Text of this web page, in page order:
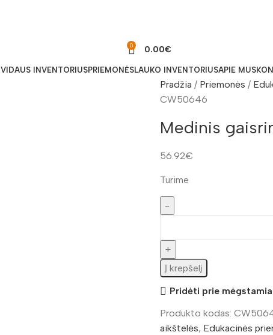
0 0.00€
VIDAUS INVENTORIUSPRIEMONĖSLAUKO INVENTORIUSAPIE MUS
Pradžia Priemonės
CW50646
Medinis
56.92€
Turime
Į krepšelį
Pridėti prie
Produkto kodas:
aikštelės, Edukacinės